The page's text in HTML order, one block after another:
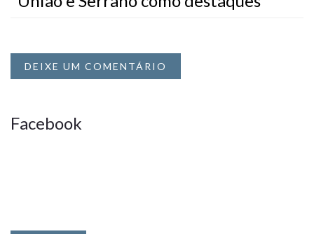
DEIXE UM COMENTÁRIO
Facebook